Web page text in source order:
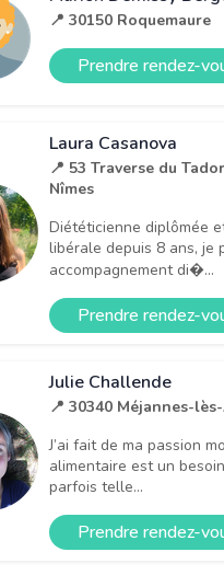
📍 30150 Roquemaure
Prendre rendez-
Laura Casanova
📍 53 Traverse du
Nîmes
Diététicienne diplômée
libérale depuis 8 ans, je
accompagnement di�...
Prendre rendez-
Julie Challende
📍 30340 Méjannes-
J’ai fait de ma passion
alimentaire est un
parfois telle...
Prendre rendez-